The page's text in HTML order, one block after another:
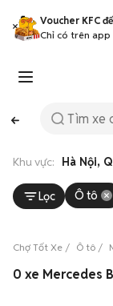
Voucher KFC
Chỉ có trên app
Khu vực: Hà Nội,
Lọc Ô tô
Chợ Tốt Xe Ô tô